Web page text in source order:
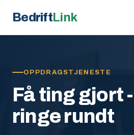
BedriftLink
OPPDRAGSTJENESTE
Få ting gjort
ringe rundt